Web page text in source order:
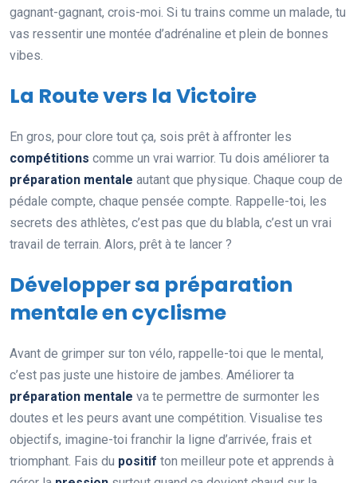
gagnant-gagnant, crois-moi. Si tu trains comme un malade, tu
vas ressentir une montée d’adrénaline et plein de bonnes
vibes.
La Route vers la Victoire
En gros, pour clore tout ça, sois prêt à affronter les
compétitions comme un vrai warrior. Tu dois améliorer ta
préparation mentale autant que physique. Chaque coup de
pédale compte, chaque pensée compte. Rappelle-toi, les
secrets des athlètes, c’est pas que du blabla, c’est un vrai
travail de terrain. Alors, prêt à te lancer ?
Développer sa préparation
mentale en cyclisme
Avant de grimper sur ton vélo, rappelle-toi que le mental,
c’est pas juste une histoire de jambes. Améliorer ta
préparation mentale va te permettre de surmonter les
doutes et les peurs avant une compétition. Visualise tes
objectifs, imagine-toi franchir la ligne d’arrivée, frais et
triomphant. Fais du positif ton meilleur pote et apprends à